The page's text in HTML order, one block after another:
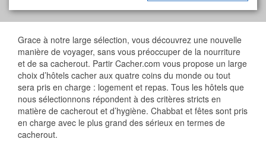
Grace à notre large sélection, vous découvrez une nouvelle
manière de voyager, sans vous préoccuper de la nourriture
et de sa cacherout. Partir Cacher.com vous propose un large
choix d’hôtels cacher aux quatre coins du monde ou tout
sera pris en charge : logement et repas. Tous les hôtels que
nous sélectionnons répondent à des critères stricts en
matière de cacherout et d’hygiène. Chabbat et fêtes sont pris
en charge avec le plus grand des sérieux en termes de
cacherout.